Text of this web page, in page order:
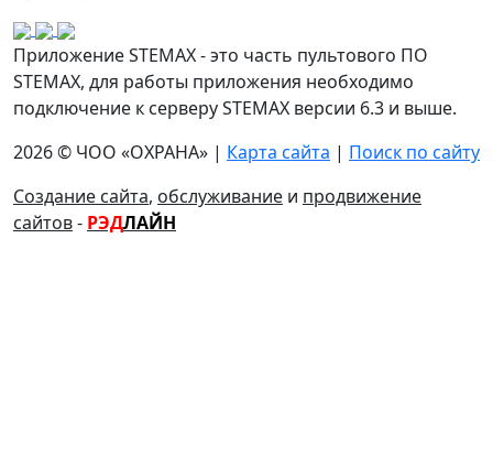
Приложение STEMAX - это часть пультового ПО
STEMAX, для работы приложения необходимо
подключение к серверу STEMAX версии 6.3 и выше.
2026 © ЧОО «ОХРАНА» | Карта сайта | Поиск по сайту
Создание сайта, обслуживание и продвижение
сайтов- РЭДЛАЙН